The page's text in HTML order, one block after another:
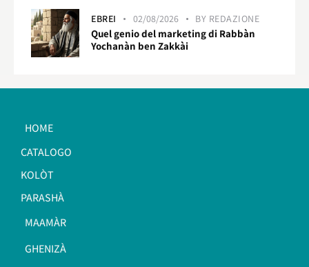
EBREI 02/08/2026 BY REDAZIONE
Quel genio del marketing di Rabbàn
Yochanàn ben Zakkài
HOME
CATALOGO
KOLÒT
PARASHÀ
MAAMÀR
GHENIZÀ